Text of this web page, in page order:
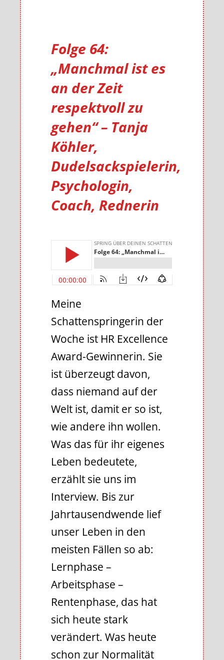
Folge 64:
„Manchmal ist es
an der Zeit
respektvoll zu
gehen“ – Tanja
Köhler,
Dudelsackspielerin,
Psychologin,
Coach, Rednerin
Meine
Schattenspringerin der
Woche ist HR Excellence
Award-Gewinnerin. Sie
ist überzeugt davon,
dass niemand auf der
Welt ist, damit er so ist,
wie andere ihn wollen.
Was das für ihr eigenes
Leben bedeutete,
erzählt sie uns im
Interview. Bis zur
Jahrtausendwende lief
unser Leben in den
meisten Fällen so ab:
Lernphase –
Arbeitsphase –
Rentenphase, das hat
sich heute stark
verändert. Was heute
schon zur Normalität